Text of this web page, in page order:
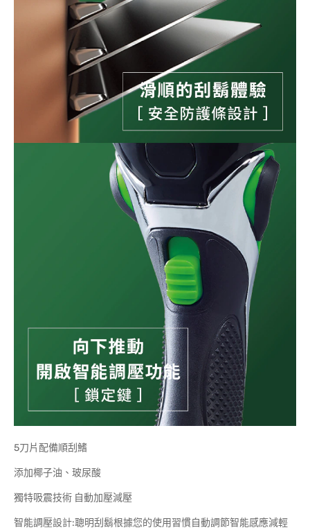
5刀片配備順刮鰭
添加椰子油、玻尿酸
獨特吸震技術 自動加壓減壓
智能調壓設計:聰明刮鬍根據您的使用習慣自動調節智能感應減輕